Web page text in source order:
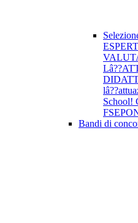
School!
Bandi di